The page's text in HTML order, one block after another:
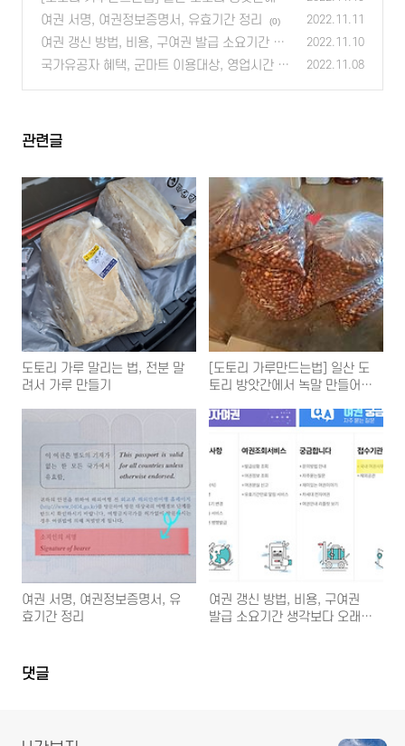
녹말 만들어 옴
(0)
여권 서명, 여권정보증명서, 유효기간 정리 (0) 2022.11.11
여권 갱신 방법, 비용, 구여권 발급 소요기간 생
각보다 오래걸림
(0)
2022.11.10
국가유공자 혜택, 군마트 이용대상, 영업시간 총
2022.11.08
관련글
도토리 가루 말리는 법, 전분 말
려서 가루 만들기
[도토리 가루만드는법] 일산 도
토리 방앗간에서 녹말 만들어
여권 서명, 여권정보증명서, 유
효기간 정리
여권 갱신 방법, 비용, 구여권
발급 소요기간 생각보다 오래걸
댓글